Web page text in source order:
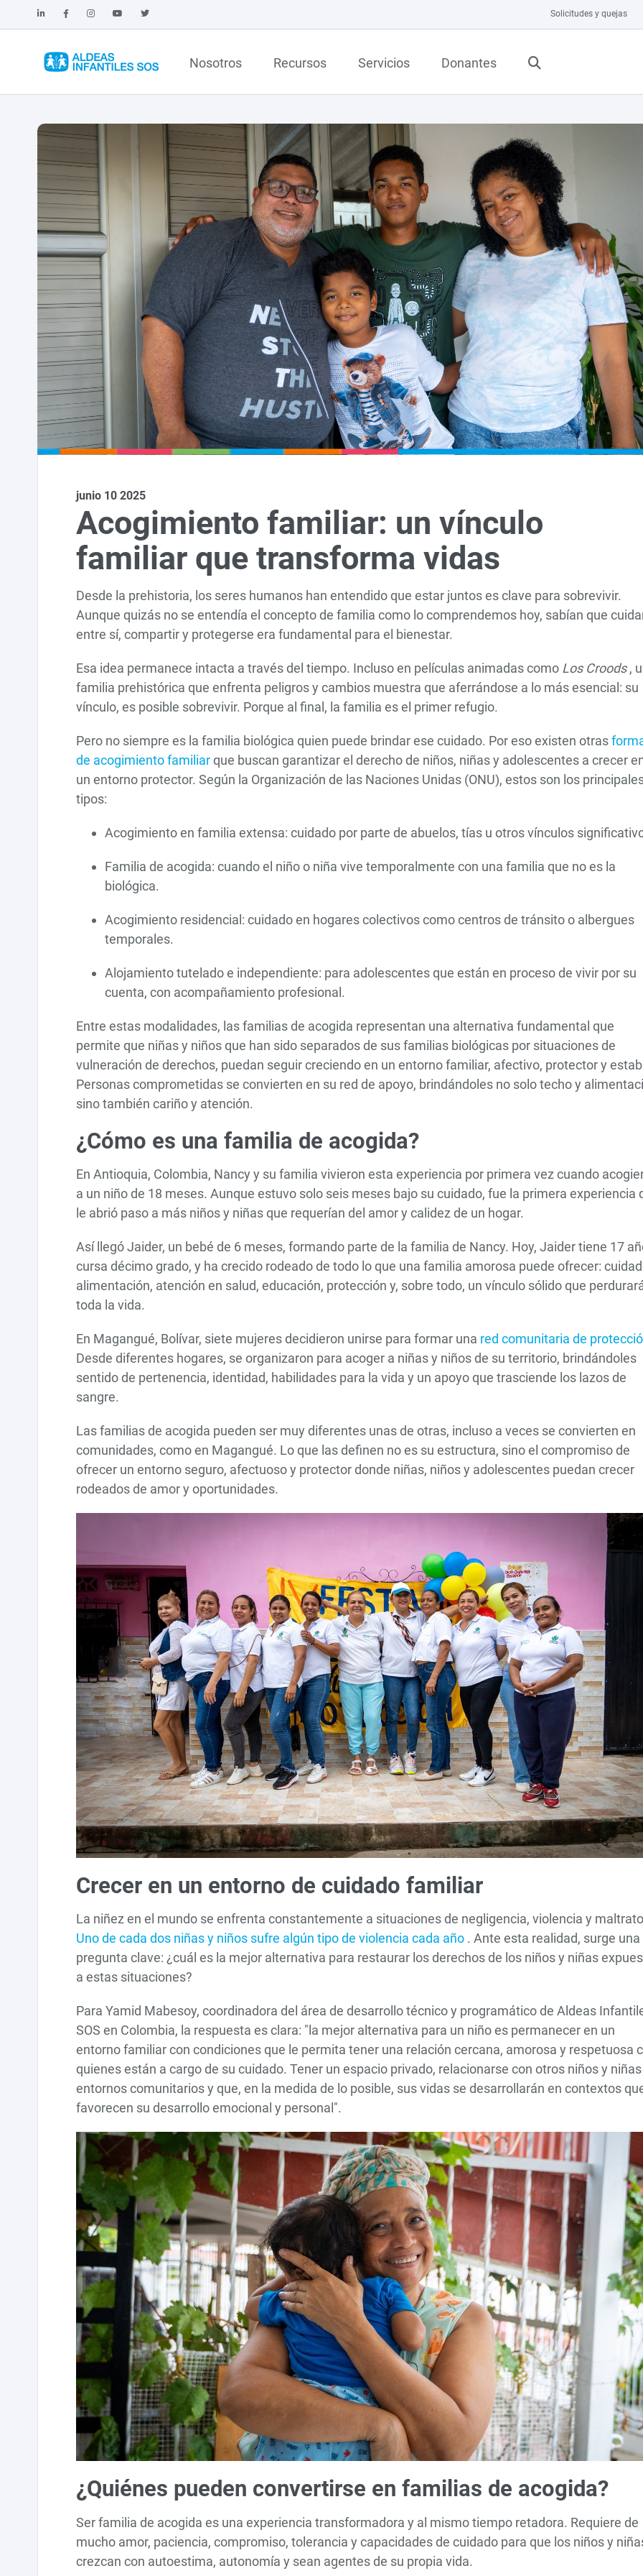
Solicitudes y quejas
Nosotros Recursos Servicios Donantes
junio 10 2025
Acogimiento familiar: un vínculo
familiar que transforma vidas
Desde la prehistoria, los seres humanos han entendido que estar juntos es clave para sobrevivir.
Aunque quizás no se entendía el concepto de familia como lo comprendemos hoy, sabían que
entre sí, compartir y protegerse era fundamental para el bienestar.
Esa idea permanece intacta a través del tiempo. Incluso en películas animadas como Los Croods,
familia prehistórica que enfrenta peligros y cambios muestra que aferrándose a lo más esencial: su
vínculo, es posible sobrevivir. Porque al final, la familia es el primer refugio.
Pero no siempre es la familia biológica quien puede brindar ese cuidado. Por eso existen otras
de acogimiento familiarque buscan garantizar el derecho de niños, niñas y adolescentes a crecer
un entorno protector. Según la Organización de las Naciones Unidas (ONU), estos son los
tipos:
Acogimiento en familia extensa: cuidado por parte de abuelos, tías u otros vínculos
Familia de acogida: cuando el niño o niña vive temporalmente con una familia que no es la
biológica.
Acogimiento residencial: cuidado en hogares colectivos como centros de tránsito o albergues
temporales.
Alojamiento tutelado e independiente: para adolescentes que están en proceso de vivir por su
cuenta, con acompañamiento profesional.
Entre estas modalidades, las familias de acogida representan una alternativa fundamental que
permite que niñas y niños que han sido separados de sus familias biológicas por situaciones de
vulneración de derechos, puedan seguir creciendo en un entorno familiar, afectivo, protector y
Personas comprometidas se convierten en su red de apoyo, brindándoles no solo techo y
sino también cariño y atención.
¿Cómo es una familia de acogida?
En Antioquia, Colombia, Nancy y su familia vivieron esta experiencia por primera vez cuando
a un niño de 18 meses. Aunque estuvo solo seis meses bajo su cuidado, fue la primera experiencia
le abrió paso a más niños y niñas que requerían del amor y calidez de un hogar.
Así llegó Jaider, un bebé de 6 meses, formando parte de la familia de Nancy. Hoy, Jaider tiene 17
cursa décimo grado, y ha crecido rodeado de todo lo que una familia amorosa puede ofrecer:
alimentación, atención en salud, educación, protección y, sobre todo, un vínculo sólido que
toda la vida.
En Magangué, Bolívar, siete mujeres decidieron unirse para formar una red comunitaria de
Desde diferentes hogares, se organizaron para acoger a niñas y niños de su territorio, brindándoles
sentido de pertenencia, identidad, habilidades para la vida y un apoyo que trasciende los lazos de
sangre.
Las familias de acogida pueden ser muy diferentes unas de otras, incluso a veces se convierten en
comunidades, como en Magangué. Lo que las definen no es su estructura, sino el compromiso de
ofrecer un entorno seguro, afectuoso y protector donde niñas, niños y adolescentes puedan crecer
rodeados de amor y oportunidades.
Crecer en un entorno de cuidado familiar
La niñez en el mundo se enfrenta constantemente a situaciones de negligencia, violencia y
Uno de cada dos niñas y niños sufre algún tipo de violencia cada año. Ante esta realidad, surge una
pregunta clave: ¿cuál es la mejor alternativa para restaurar los derechos de los niños y niñas
a estas situaciones?
Para Yamid Mabesoy, coordinadora del área de desarrollo técnico y programático de Aldeas
SOS en Colombia, la respuesta es clara: "la mejor alternativa para un niño es permanecer en un
entorno familiar con condiciones que le permita tener una relación cercana, amorosa y respetuosa
quienes están a cargo de su cuidado. Tener un espacio privado, relacionarse con otros niños y
entornos comunitarios y que, en la medida de lo posible, sus vidas se desarrollarán en contextos
favorecen su desarrollo emocional y personal".
¿Quiénes pueden convertirse en familias de acogida?
Ser familia de acogida es una experiencia transformadora y al mismo tiempo retadora. Requiere de
mucho amor, paciencia, compromiso, tolerancia y capacidades de cuidado para que los niños y
crezcan con autoestima, autonomía y sean agentes de su propia vida.